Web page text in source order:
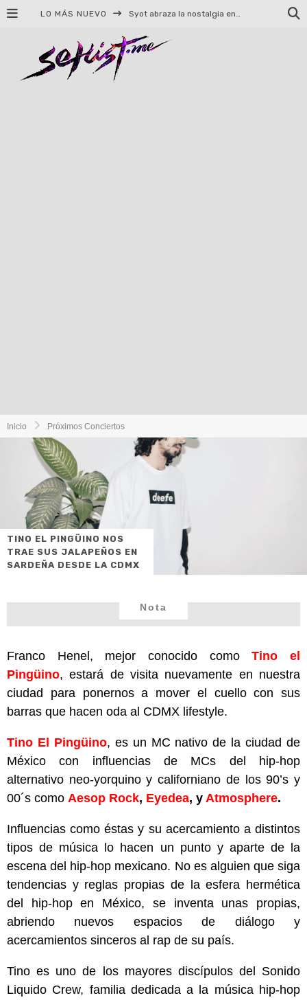
LO MÁS NUEVO
Inicio Próximos Conciertos
TINO EL PINGÜINO NOS
TRAE SUS JALAPEÑOS EN
SARDEÑA DESDE LA CDMX
Nota
Franco Henel, mejor conocido comoTino el
Pingüino, estará de visita nuevamente en nuestra
ciudad para ponernos a mover el cuello con sus
barras que hacen oda al CDMX lifestyle.
Tino El Pingüino, es un MC nativo de la ciudad de
México con influencias de MCs del hip-hop
alternativo neo-yorquino y californiano de los 90’s y
00´s como Aesop Rock, Eyedea, y Atmosphere.
Influencias como éstas y su acercamiento a distintos
tipos de música lo hacen un punto y aparte de la
escena del hip-hop mexicano. No es alguien que siga
tendencias y reglas propias de la esfera hermética
del hip-hop en México, se inventa unas propias,
abriendo nuevos espacios de diálogo y
acercamientos sinceros al rap de su país.
Tino es uno de los mayores discípulos del Sonido
Liquido Crew, familia dedicada a la música hip-hop